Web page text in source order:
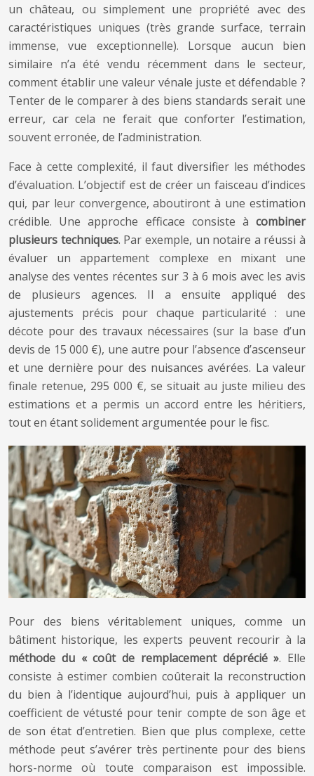
un château, ou simplement une propriété avec des
caractéristiques uniques (très grande surface, terrain
immense, vue exceptionnelle). Lorsque aucun bien
similaire n’a été vendu récemment dans le secteur,
comment établir une valeur vénale juste et défendable ?
Tenter de le comparer à des biens standards serait une
erreur, car cela ne ferait que conforter l’estimation,
souvent erronée, de l’administration.
Face à cette complexité, il faut diversifier les méthodes
d’évaluation. L’objectif est de créer un faisceau d’indices
qui, par leur convergence, aboutiront à une estimation
crédible. Une approche efficace consiste à combiner
plusieurs techniques. Par exemple, un notaire a réussi à
évaluer un appartement complexe en mixant une
analyse des ventes récentes sur 3 à 6 mois avec les avis
de plusieurs agences. Il a ensuite appliqué des
ajustements précis pour chaque particularité : une
décote pour des travaux nécessaires (sur la base d’un
devis de 15 000 €), une autre pour l’absence d’ascenseur
et une dernière pour des nuisances avérées. La valeur
finale retenue, 295 000 €, se situait au juste milieu des
estimations et a permis un accord entre les héritiers,
tout en étant solidement argumentée pour le fisc.
Pour des biens véritablement uniques, comme un
bâtiment historique, les experts peuvent recourir à la
méthode du « coût de remplacement déprécié ». Elle
consiste à estimer combien coûterait la reconstruction
du bien à l’identique aujourd’hui, puis à appliquer un
coefficient de vétusté pour tenir compte de son âge et
de son état d’entretien. Bien que plus complexe, cette
méthode peut s’avérer très pertinente pour des biens
hors-norme où toute comparaison est impossible.